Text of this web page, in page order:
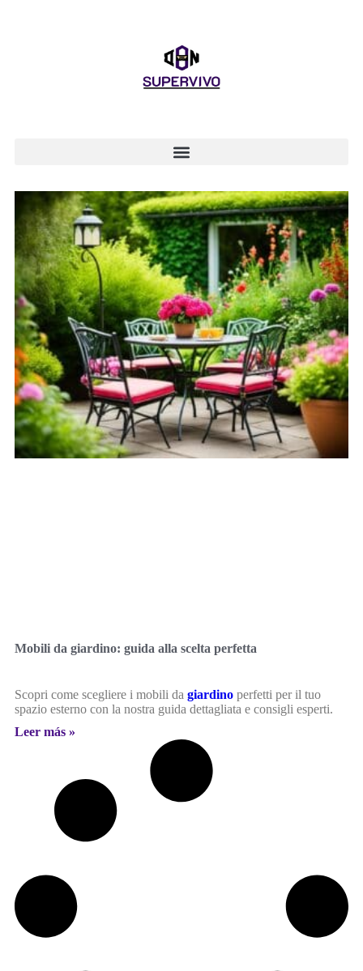
Mobili da giardino: guida alla scelta perfetta
Scopri come scegliere i mobili da giardino perfetti per il tuo
spazio esterno con la nostra guida dettagliata e consigli esperti.
Leer más »